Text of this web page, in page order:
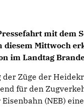
mit dem
diesem Mittwoch
im Landtag
Züge der
für den
(NEB)